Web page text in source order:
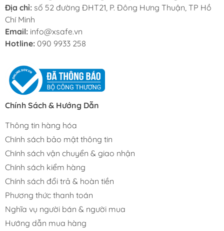
Địa chỉ: số 52 đường ĐHT21, P. Đông Hưng Thuận, TP Hồ
Chí Minh
Email: info@xsafe.vn
Hotline: 090 9933 258
Chính Sách & Hướng Dẫn
Thông tin hàng hóa
Chính sách bảo mật thông tin
Chính sách vận chuyển & giao nhận
Chính sách kiểm hàng
Chính sách đổi trả & hoàn tiền
Phương thức thanh toán
Nghĩa vụ người bán & người mua
Hướng dẫn mua hàng